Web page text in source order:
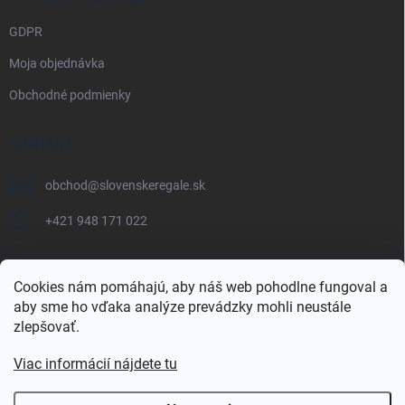
Cookies nám pomáhajú, aby náš web pohodlne fungoval a
aby sme ho vďaka analýze prevádzky mohli neustále
zlepšovať.
Viac informácií nájdete tu
GDPR
Moja objednávka
Obchodné podmienky
KONTAKT
obchod@slovenskeregale.sk
+421 948 171 022
Najnakup.sk Heureka.sk Pricemania.sk